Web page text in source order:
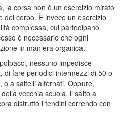
la corsa non è un esercizio mirato
corpo. È invece un esercizio
complessa, cui partecipano
è necessario che ogni
in maniera organica.
nessuno impedisce
di fare periodici intermezzi di 50 o
o a saltelli alternati. Oppure,
vecchia scuola, il salto a
distrutto i tendini correndo con